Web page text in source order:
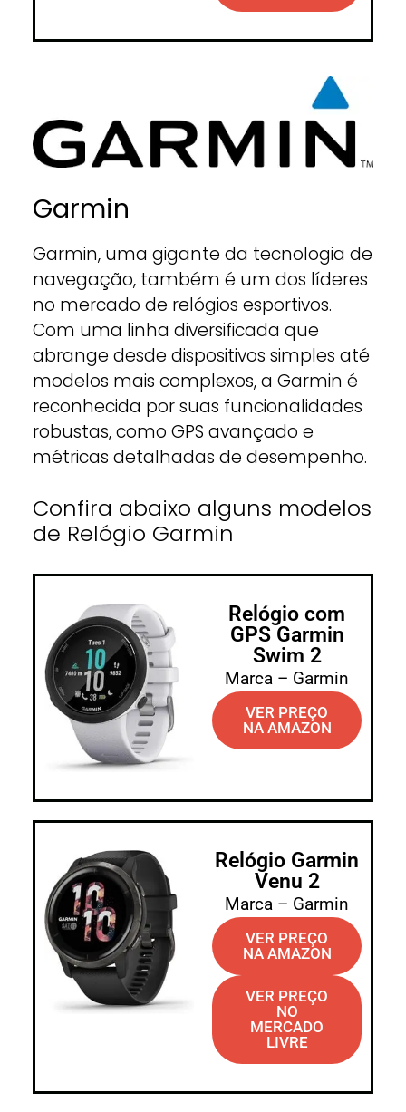
Garmin
Garmin, uma gigante da tecnologia de
navegação, também é um dos líderes
no mercado de relógios esportivos.
Com uma linha diversificada que
abrange desde dispositivos simples até
modelos mais complexos, a Garmin é
reconhecida por suas funcionalidades
robustas, como GPS avançado e
métricas detalhadas de desempenho.
Confira abaixo alguns modelos
de Relógio Garmin
Relógio com
GPS Garmin
Swim 2
Marca – Garmin
VER PREÇO
NA AMAZON
Relógio Garmin
Venu 2
Marca – Garmin
VER PREÇO
NA AMAZON
VER PREÇO
NO
MERCADO
LIVRE